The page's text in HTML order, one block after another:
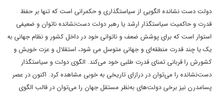
دولت دست نشانده الگویی از سیاستگذاری و حکمرانی است که تنها بر حفظ
قدرت و حاکمیت سیاستگذار ارشد یا رهبر دولت دست‌نشانده ناتوان و ضعیفی
استوار است که برای پوشش ضعف و ناتوانی خود در داخل کشور و نظام جهانی به
یک یا چند قدرت منطقه‌ای و جهانی متوسل می شود، استقلال و عزت خویش و
کشورش را قربانی تمنای قدرت طلبی خود می‌کند. الگوی دولت و سیاستگذار
دست‌نشانده را می‌توان در درازای تاریخی به خوبی مشاهده کرد. اکنون در عصر
پسامدرن نیز برخی دولت‌های به‌نظر مستقل جهان را می‌توان در قالب الگوی